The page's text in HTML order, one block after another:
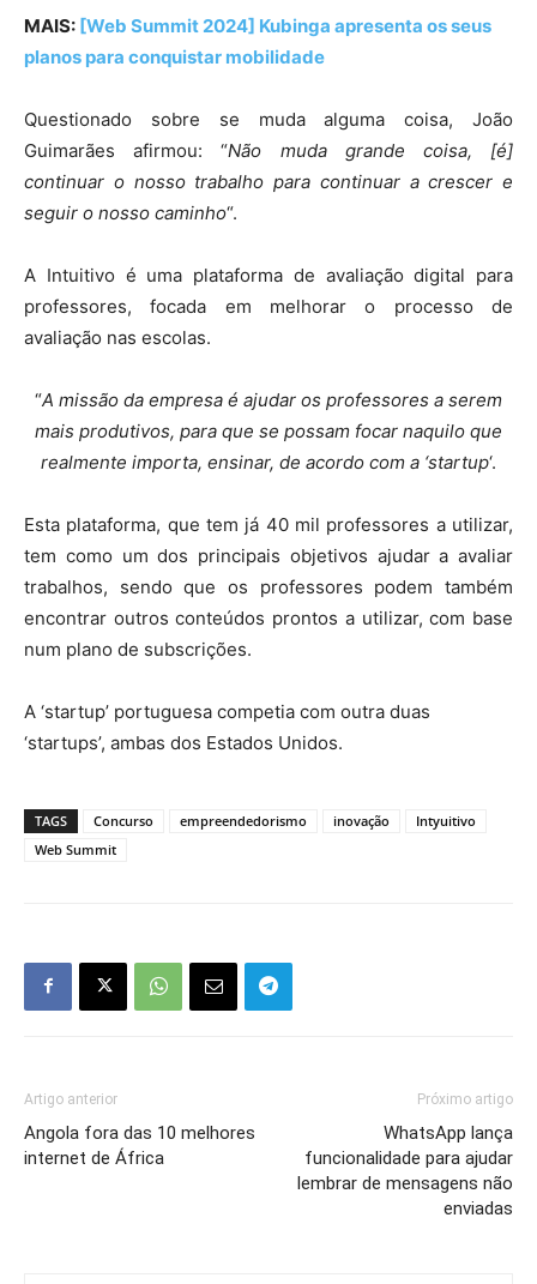
MAIS: [Web Summit 2024] Kubinga apresenta os seus
planos para conquistar mobilidade
Questionado sobre se muda alguma coisa, João
Guimarães afirmou: “Não muda grande coisa, [é]
continuar o nosso trabalho para continuar a crescer e
seguir o nosso caminho“.
A Intuitivo é uma plataforma de avaliação digital para
professores, focada em melhorar o processo de
avaliação nas escolas.
“A missão da empresa é ajudar os professores a serem
mais produtivos, para que se possam focar naquilo que
realmente importa, ensinar, de acordo com a ‘startup‘.
Esta plataforma, que tem já 40 mil professores a utilizar,
tem como um dos principais objetivos ajudar a avaliar
trabalhos, sendo que os professores podem também
encontrar outros conteúdos prontos a utilizar, com base
num plano de subscrições.
A ‘startup’ portuguesa competia com outra duas
‘startups’, ambas dos Estados Unidos.
TAGS Concurso empreendedorismo inovação
Intyuitivo
Web Summit
Artigo anterior
Angola fora das 10 melhores
internet de África
Próximo artigo
WhatsApp lança
funcionalidade para ajudar
lembrar de mensagens não
enviadas